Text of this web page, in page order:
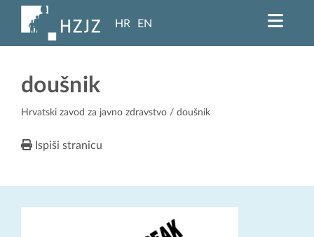
HR EN
doušnik
Hrvatski zavod za javno zdravstvo / doušnik
Ispiši stranicu